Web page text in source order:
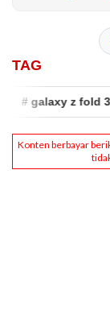
TAG
# galaxy z fold 3